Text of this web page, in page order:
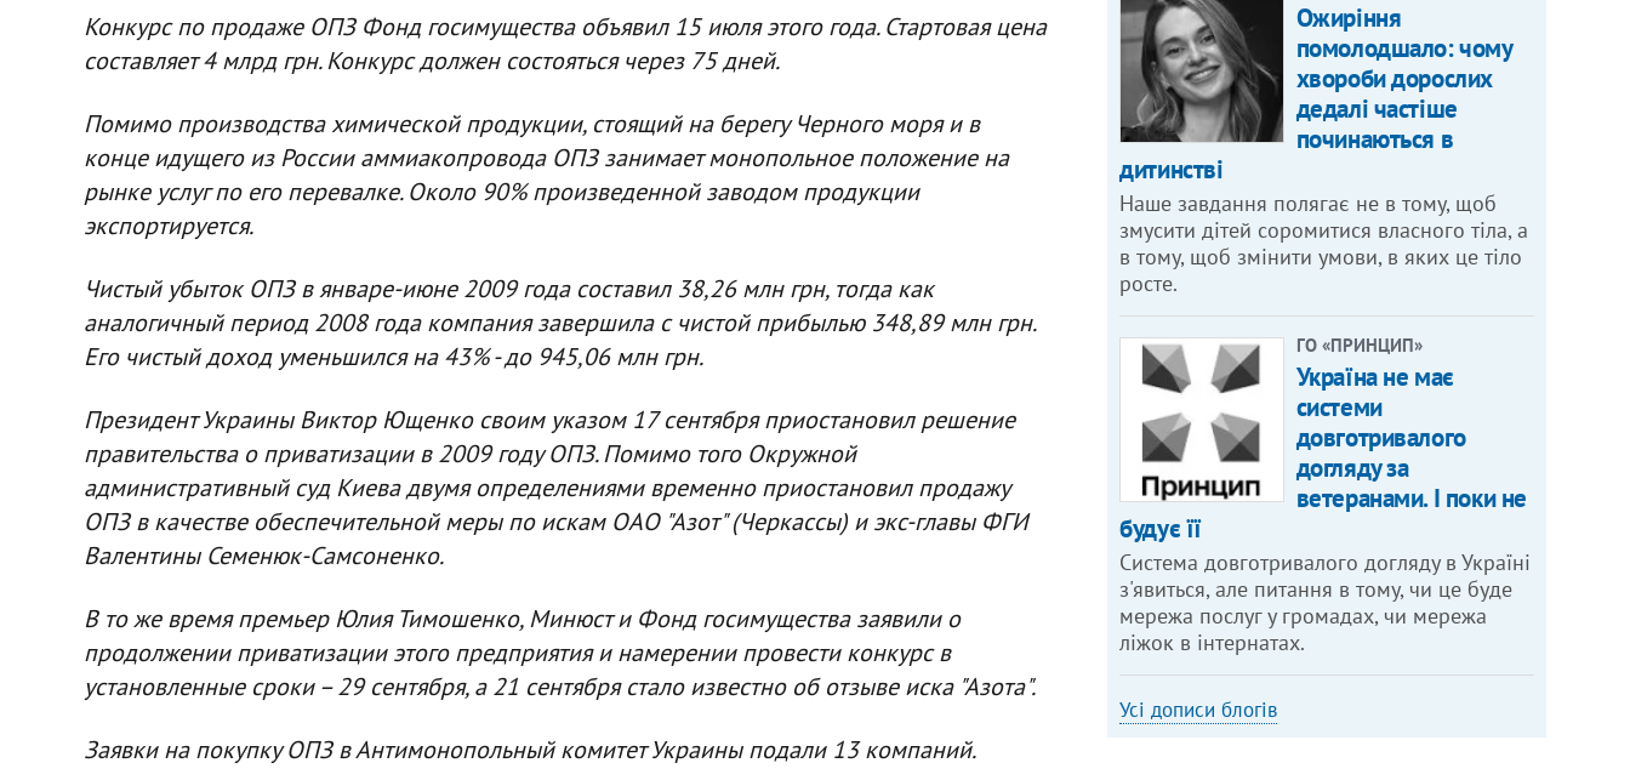
Конкурс по продаже ОПЗ Фонд госимущества объявил 15 июля этого года. Стартовая цена
составляет 4 млрд грн. Конкурс должен состояться через 75 дней.
Помимо производства химической продукции, стоящий на берегу Черного моря и в
конце идущего из России аммиакопровода ОПЗ занимает монопольное положение на
рынке услуг по его перевалке. Около 90% произведенной заводом продукции
экспортируется.
Чистый убыток ОПЗ в январе-июне 2009 года составил 38,26 млн грн, тогда как
аналогичный период 2008 года компания завершила с чистой прибылью 348,89 млн грн.
Его чистый доход уменьшился на 43% - до 945,06 млн грн.
Президент Украины Виктор Ющенко своим указом 17 сентября приостановил решение
правительства о приватизации в 2009 году ОПЗ. Помимо того Окружной
административный суд Киева двумя определениями временно приостановил продажу
ОПЗ в качестве обеспечительной меры по искам ОАО "Азот" (Черкассы) и экс-главы ФГИ
Валентины Семенюк-Самсоненко.
В то же время премьер Юлия Тимошенко, Минюст и Фонд госимущества заявили о
продолжении приватизации этого предприятия и намерении провести конкурс в
установленные сроки – 29 сентября, а 21 сентября стало известно об отзыве иска "Азота".
Заявки на покупку ОПЗ в Антимонопольный комитет Украины подали 13 компаний.
Ожиріння
помолодшало: чому
хвороби дорослих
дедалі частіше
починаються в
дитинстві
Наше завдання полягає не в тому, щоб
змусити дітей соромитися власного тіла, а
в тому, щоб змінити умови, в яких це тіло
росте.
ГО «ПРИНЦИП»
Україна не має
системи
довготривалого
догляду за
ветеранами. І поки не
будує її
Система довготривалого догляду в Україні
з'явиться, але питання в тому, чи це буде
мережа послуг у громадах, чи мережа
ліжок в інтернатах.
Усі дописи блогів